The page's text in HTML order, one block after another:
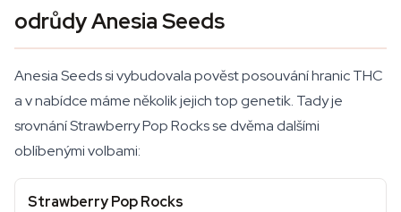
odrůdy Anesia Seeds
Anesia Seeds si vybudovala pověst posouvání hranic THC
a v nabídce máme několik jejich top genetik. Tady je
srovnání Strawberry Pop Rocks se dvěma dalšími
oblíbenými volbami:
Strawberry Pop Rocks